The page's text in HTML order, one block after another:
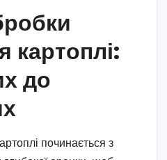
картоплі:
до
починається з